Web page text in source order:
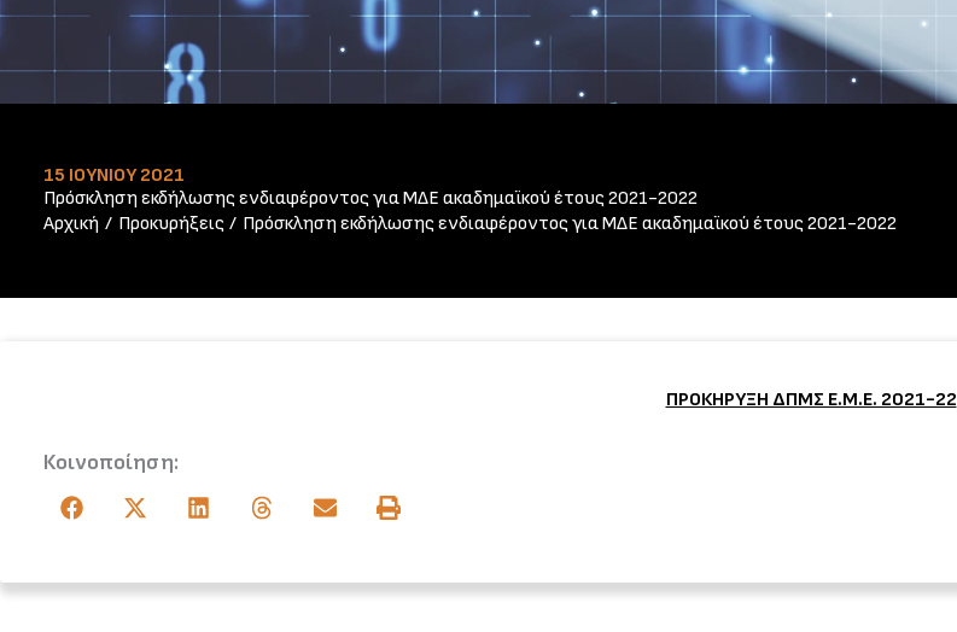
15 ΙΟΥΝΊΟΥ 2021
Πρόσκληση εκδήλωσης ενδιαφέροντος για ΜΔΕ ακαδημαϊκού έτους 2021-2022
Αρχική
Προκυρήξεις Πρόσκληση εκδήλωσης ενδιαφέροντος για ΜΔΕ ακαδημαϊκού έτους 2021-2022
ΠΡΟΚΗΡΥΞΗ ΔΠΜΣ Ε.Μ.Ε. 2021-22
Κοινοποίηση: